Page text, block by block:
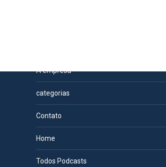
A empresa
categorias
Contato
Home
Todos Podcasts